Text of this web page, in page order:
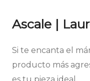
Ascale |
Si te encanta el
producto más